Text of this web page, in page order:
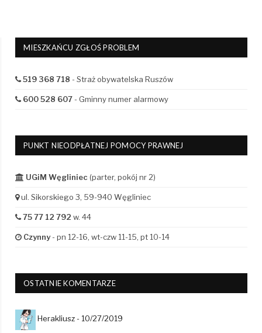
MIESZKAŃCU ZGŁOŚ PROBLEM
519 368 718 - Straż obywatelska Ruszów
600 528 607- Gminny numer alarmowy
PUNKT NIEODPŁATNEJ POMOCY PRAWNEJ
UGiM Węgliniec (parter, pokój nr 2)
ul. Sikorskiego 3, 59-940 Węgliniec
75 77 12 792 w. 44
Czynny- pn 12-16, wt-czw 11-15, pt 10-14
OSTATNIE KOMENTARZE
Herakliusz - 10/27/2019